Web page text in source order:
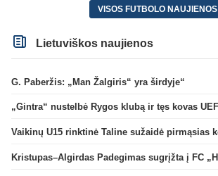
VISOS FUTBOLO NAUJIENOS
Lietuviškos naujienos
G. Paberžis: „Man Žalgiris“ yra širdyje“